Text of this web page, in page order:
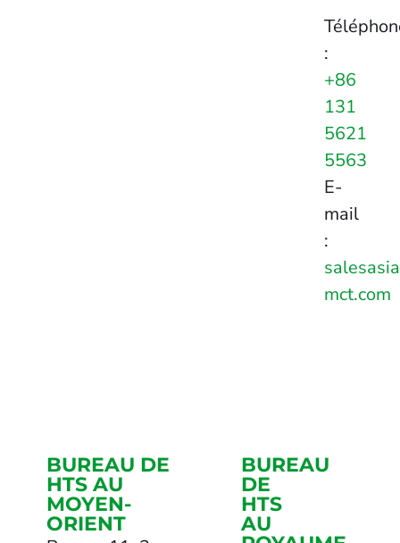
:
+86
131
5621
5563
E-
mail
:
mct.com
BUREAU DE
HTS AU
MOYEN-
ORIENT
BUREAU
DE
HTS
AU